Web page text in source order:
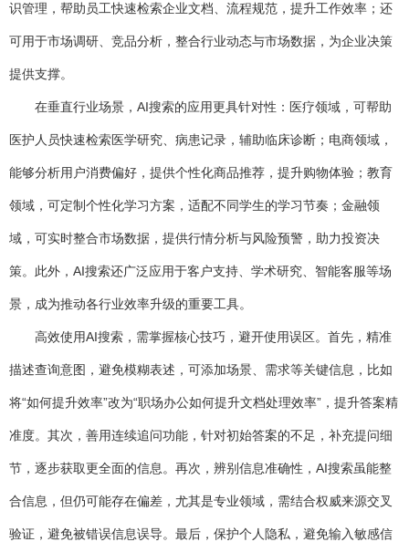
识管理，帮助员工快速检索企业文档、流程规范，提升工作效率；还
可用于市场调研、竞品分析，整合行业动态与市场数据，为企业决策
提供支撑。
在垂直行业场景，AI搜索的应用更具针对性：医疗领域，可帮助
医护人员快速检索医学研究、病患记录，辅助临床诊断；电商领域，
能够分析用户消费偏好，提供个性化商品推荐，提升购物体验；教育
领域，可定制个性化学习方案，适配不同学生的学习节奏；金融领
域，可实时整合市场数据，提供行情分析与风险预警，助力投资决
策。此外，AI搜索还广泛应用于客户支持、学术研究、智能客服等场
景，成为推动各行业效率升级的重要工具。
高效使用AI搜索，需掌握核心技巧，避开使用误区。首先，精准
描述查询意图，避免模糊表述，可添加场景、需求等关键信息，比如
将“如何提升效率”改为“职场办公如何提升文档处理效率”，提升答案精
准度。其次，善用连续追问功能，针对初始答案的不足，补充提问细
节，逐步获取更全面的信息。再次，辨别信息准确性，AI搜索虽能整
合信息，但仍可能存在偏差，尤其是专业领域，需结合权威来源交叉
验证，避免被错误信息误导。最后，保护个人隐私，避免输入敏感信